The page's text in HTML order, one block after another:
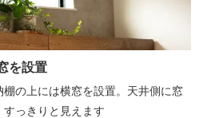
を設置
の上には横窓を設置。天井側に窓
っきりと見えます